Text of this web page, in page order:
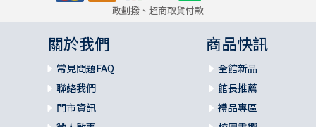
政劃撥、超商取貨付款
關於我們
常見問題FAQ
聯絡我們
門市資訊
商品快訊
全館新品
館長推薦
禮品專區